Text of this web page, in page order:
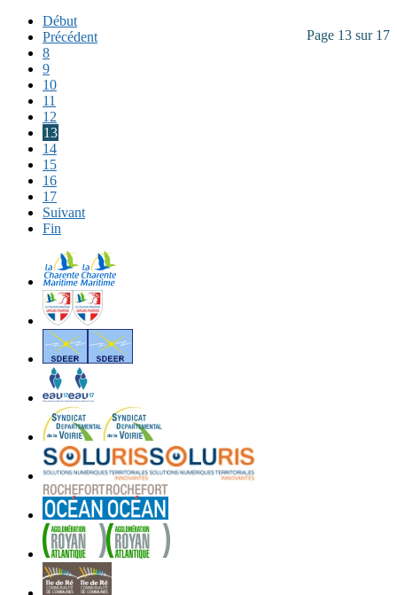
Page 13 sur 17
Début
Précédent
8
9
10
11
12
13
14
15
16
17
Suivant
Fin